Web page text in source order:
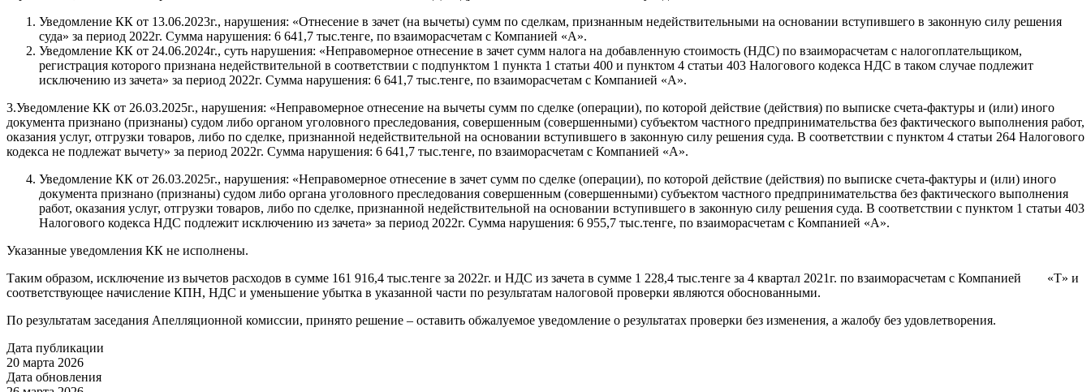
Уведомление КК от 13.06.2023г., нарушения: «Отнесение в зачет (на вычеты) сумм по сделкам, признанным недействительными на основании вступившего в законную силу решения
суда» за период 2022г. Сумма нарушения: 6 641,7 тыс.тенге, по взаиморасчетам с Компанией «А».
Уведомление КК от 24.06.2024г., суть нарушения: «Неправомерное отнесение в зачет сумм налога на добавленную стоимость (НДС) по взаиморасчетам с налогоплательщиком,
регистрация которого признана недействительной в соответствии с подпунктом 1 пункта 1 статьи 400 и пунктом 4 статьи 403 Налогового кодекса НДС в таком случае подлежит
исключению из зачета» за период 2022г. Сумма нарушения: 6 641,7 тыс.тенге, по взаиморасчетам с Компанией «А».
3.Уведомление КК от 26.03.2025г., нарушения: «Неправомерное отнесение на вычеты сумм по сделке (операции), по которой действие (действия) по выписке счета-фактуры и (или) иного
документа признано (признаны) судом либо органом уголовного преследования, совершенным (совершенными) субъектом частного предпринимательства без фактического выполнения работ,
оказания услуг, отгрузки товаров, либо по сделке, признанной недействительной на основании вступившего в законную силу решения суда. В соответствии с пунктом 4 статьи 264 Налогового
кодекса не подлежат вычету» за период 2022г. Сумма нарушения: 6 641,7 тыс.тенге, по взаиморасчетам с Компанией «А».
Уведомление КК от 26.03.2025г., нарушения: «Неправомерное отнесение в зачет сумм по сделке (операции), по которой действие (действия) по выписке счета-фактуры и (или) иного
документа признано (признаны) судом либо органа уголовного преследования совершенным (совершенными) субъектом частного предпринимательства без фактического выполнения
работ, оказания услуг, отгрузки товаров, либо по сделке, признанной недействительной на основании вступившего в законную силу решения суда. В соответствии с пунктом 1 статьи 403
Налогового кодекса НДС подлежит исключению из зачета» за период 2022г. Сумма нарушения: 6 955,7 тыс.тенге, по взаиморасчетам с Компанией «А».
Указанные уведомления КК не исполнены.
Таким образом, исключение из вычетов расходов в сумме 161 916,4 тыс.тенге за 2022г. и НДС из зачета в сумме 1 228,4 тыс.тенге за 4 квартал 2021г. по взаиморасчетам с Компанией «T» и
соответствующее начисление КПН, НДС и уменьшение убытка в указанной части по результатам налоговой проверки являются обоснованными.
По результатам заседания Апелляционной комиссии, принято решение – оставить обжалуемое уведомление о результатах проверки без изменения, а жалобу без удовлетворения.
Дата публикации
20 марта 2026
Дата обновления